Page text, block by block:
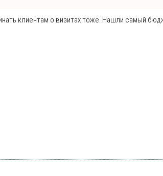
клиентам о визитах тоже. Нашли самый